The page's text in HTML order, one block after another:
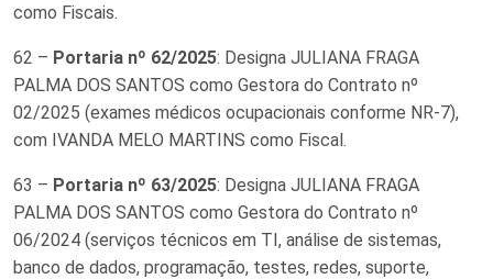
como Fiscais.
62 – Portaria nº 62/2025: Designa JULIANA FRAGA
PALMA DOS SANTOS como Gestora do Contrato nº
02/2025 (exames médicos ocupacionais conforme NR-7),
com IVANDA MELO MARTINS como Fiscal.
63 – Portaria nº 63/2025: Designa JULIANA FRAGA
PALMA DOS SANTOS como Gestora do Contrato nº
06/2024 (serviços técnicos em TI, análise de sistemas,
banco de dados, programação, testes, redes, suporte,